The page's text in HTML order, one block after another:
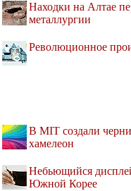
Находки на Алтае
металлургии
Революционное
В MIT создали
хамелеон
Небьющийся
Южной Корее